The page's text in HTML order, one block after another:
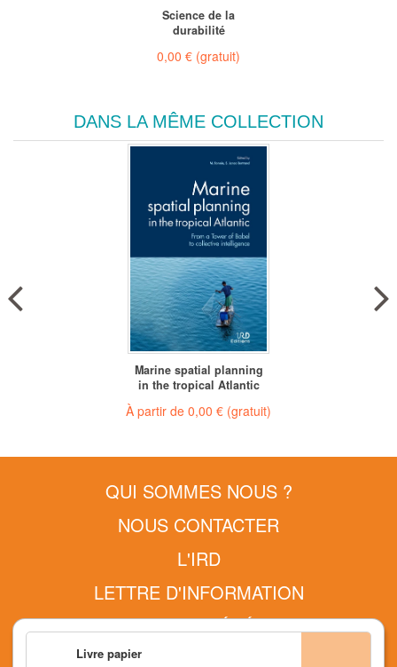
Livre papier
Science de la
durabilité
0,00 € (gratuit)
DANS LA MÊME COLLECTION
Marine spatial planning
in the tropical Atlantic
À partir de 0,00 € (gratuit)
QUI SOMMES NOUS ?
NOUS CONTACTER
L'IRD
LETTRE D'INFORMATION
CONDITIONS GÉNÉRALES
MENTIONS LÉGALES